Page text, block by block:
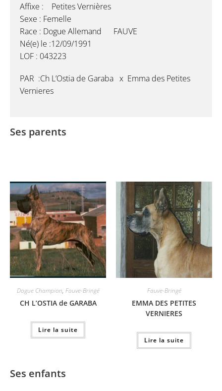
Affixe : Petites Vernières
Sexe : Femelle
Race : Dogue Allemand FAUVE
Né(e) le :12/09/1991
LOF : 043223
PAR :Ch L’Ostia de Garaba x Emma des Petites
Vernieres
Ses parents
Dogue Champion, Fauve-Bringé
CH L’OSTIA de GARABA
Lire la suite
Fauve-Bringé
EMMA DES PETITES
VERNIERES
Lire la suite
Ses enfants